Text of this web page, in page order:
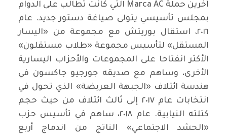
آخرين حملة Marca AC التي كانت تطالب على الدوام
بمجلس تأسيسي يتولى صياغة دستور جديد. عام
٢٠١٦، استقال بوريتش مع مجموعة من «اليسار
المستقل» لتأسيس مجموعة «طلاب مستقلون»
الأكثر انفتاحا على المجموعات والأحزاب اليسارية
الأخرى، وساهم مع صديقه جورجيو جاكسون في
هندسة ائتلاف «الجبهة العريضة» الذي تحول في
انتخابات عام ٢٠١٧ إلى ثالث ائتلاف من حيث حجم
كتلته النيابية. عام ٢٠١٨، ساهم في تأسيس حزب
«الحشد الاجتماعي» الناتج من اندماج أربع